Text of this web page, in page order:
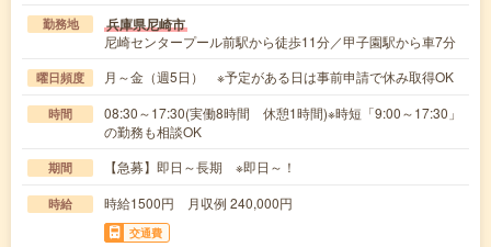
勤務地 兵庫県尼崎市
尼崎センタープール前駅から徒歩11分／甲子園駅から車7分
曜日頻度 月～金（週5日） ※予定がある日は事前申請で休み取得OK
時間
08:30～17:30(実働8時間 休憩1時間)※時短「9:00～17:30」
の勤務も相談OK
期間 【急募】即日～長期 ※即日～！
時給 時給1500円 月収例 240,000円
交通費